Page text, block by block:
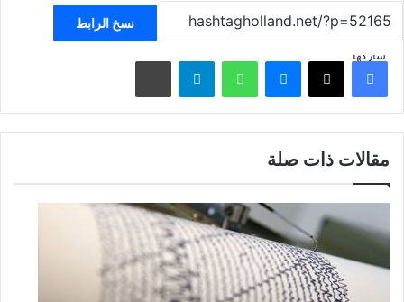
نسخ الرابط
شاركهافيسبوك ‫X ماسنجر واتساب تيلقرام مشاركة عبر البريد
مقالات ذات صلة